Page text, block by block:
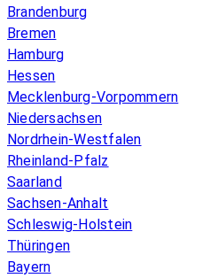
Brandenburg
Bremen
Hamburg
Hessen
Mecklenburg-Vorpommern
Niedersachsen
Nordrhein-Westfalen
Rheinland-Pfalz
Saarland
Sachsen-Anhalt
Schleswig-Holstein
Thüringen
Bayern